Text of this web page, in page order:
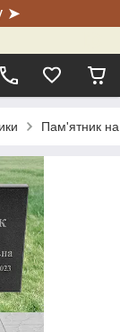
➤
Пам'ятник на